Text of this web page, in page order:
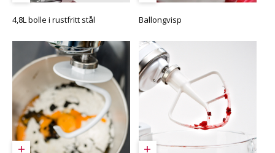
4,8L bolle i rustfritt stål Ballongvisp